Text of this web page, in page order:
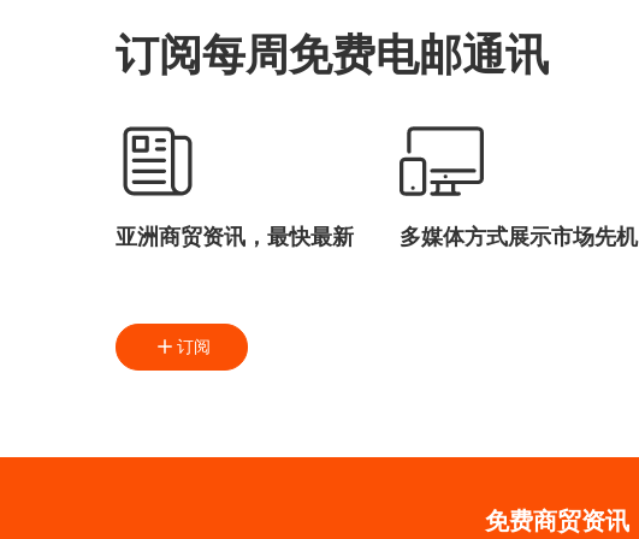
订阅每周免费电邮通讯
亚洲商贸资讯，最快最新 多媒体方式展示市场先机
订阅
免费商贸资讯